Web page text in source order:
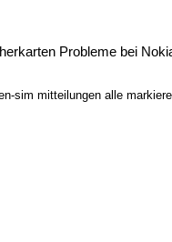
Probleme bei
sim mitteilungen alle